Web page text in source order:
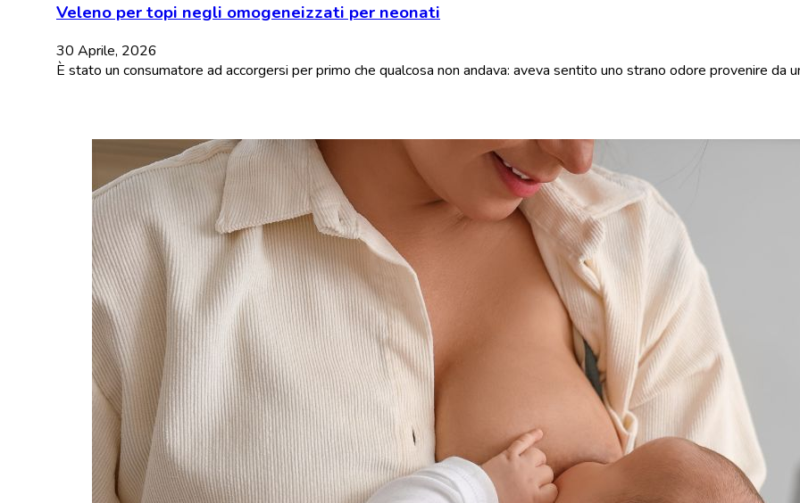
Veleno per topi negli omogeneizzati per neonati
30 Aprile, 2026
È stato un consumatore ad accorgersi per primo che qualcosa non andava: aveva sentito uno strano odore provenire da